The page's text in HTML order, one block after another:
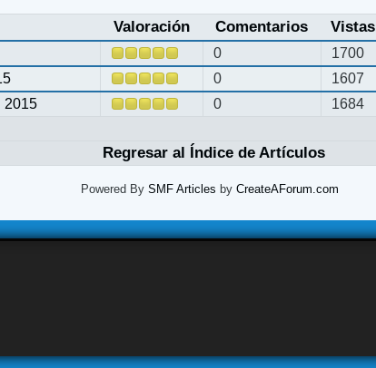
Valoración Comentarios Vistas
0 1700
0 1607
2015 0 1684
Regresar al Índice de Artículos
Powered By SMF Articles by CreateAForum.com